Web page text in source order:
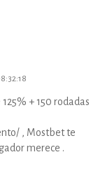
+ 150 rodadas
, Mostbet te
merece .